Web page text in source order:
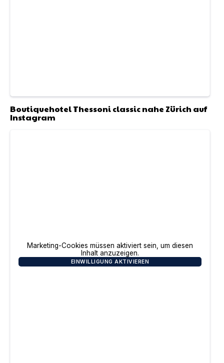
Boutiquehotel Thessoni classic nahe Zürichauf
Instagram
Marketing-Cookies müssen aktiviert sein, um diesen
Inhalt anzuzeigen.
EINWILLIGUNG AKTIVIEREN